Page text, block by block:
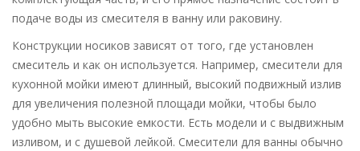
подаче воды из смесителя в ванну или раковину.
Конструкции носиков зависят от того, где установлен
смеситель и как он используется. Например, смесители для
кухонной мойки имеют длинный, высокий подвижный излив
для увеличения полезной площади мойки, чтобы было
удобно мыть высокие емкости. Есть модели и с выдвижным
изливом, и с душевой лейкой. Смесители для ванны обычно